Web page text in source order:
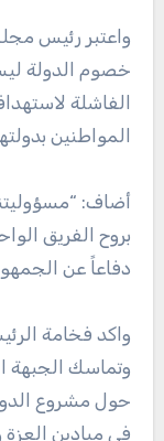
واعتبر رئيس
خصوم الدولة
الفاشلة
المواطنين
أضاف:
بروح الفريق
دفاعاً عن
واكد فخامة
وتماسك الجبهة
حول مشروع
في ميادين العزة